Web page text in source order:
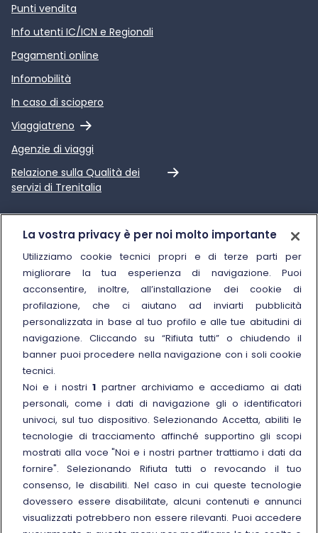
Punti vendita
Info utenti IC/ICN e Regionali
Pagamenti online
Infomobilità
In caso di sciopero
Viaggiatreno
Link esterno
Agenzie di viaggi
Relazione sulla Qualità dei
servizi di Trenitalia
Link esterno
Chi siamo
Sostenibilità
Trenitalia for Business
Manuale di Conservazione
Link esterno
Carriere
Link esterno
La Freccia Mag
Link esterno
Noleggia un treno charter
Viaggi di gruppo
Seguici sui social
La vostra privacy è per noi molto importante
Utilizziamo cookie tecnici propri e di terze parti per
migliorare la tua esperienza di navigazione. Puoi
acconsentire, inoltre, all’installazione dei cookie di
profilazione, che ci aiutano ad inviarti pubblicità
personalizzata in base al tuo profilo e alle tue abitudini di
navigazione. Cliccando su “Rifiuta tutti” o chiudendo il
banner puoi procedere nella navigazione con i soli cookie
tecnici.
Noi e i nostri1 partner archiviamo e accediamo ai dati
personali, come i dati di navigazione gli o identificatori
univoci, sul tuo dispositivo. Selezionando Accetta, abiliti le
tecnologie di tracciamento affinché supportino gli scopi
mostrati alla voce "Noi e i nostri partner trattiamo i dati da
fornire". Selezionando Rifiuta tutti o revocando il tuo
consenso, le disabiliti. Nel caso in cui queste tecnologie
dovessero essere disabilitate, alcuni contenuti e annunci
visualizzati potrebbero non essere rilevanti. Puoi accedere